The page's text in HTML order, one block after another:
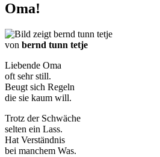
Oma!
von bernd tunn tetje
Liebende Oma
oft sehr still.
Beugt sich Regeln
die sie kaum will.
Trotz der Schwäche
selten ein Lass.
Hat Verständnis
bei manchem Was.